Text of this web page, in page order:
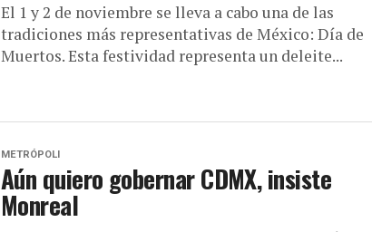
El 1 y 2 de noviembre se lleva a cabo una de las
tradiciones más representativas de México: Día de
Muertos. Esta festividad representa un deleite...
METRÓPOLI
Aún quiero gobernar CDMX, insiste
Monreal